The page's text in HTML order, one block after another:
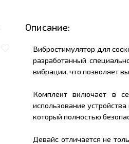
Описание:
Вибростимулятор для
разработанный
вибрации, что позволяет
Комплект включает в
использование
который полностью
Девайс отличается не